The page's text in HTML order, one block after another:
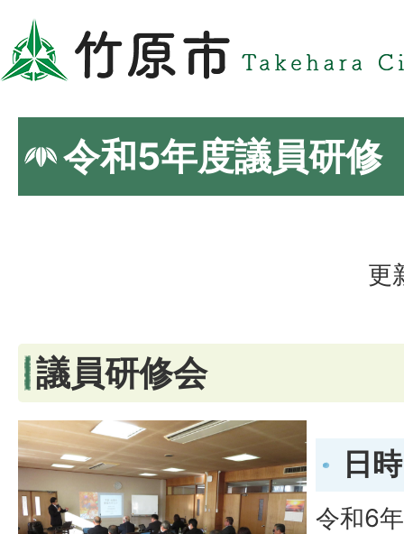
令和5年度議員研修
更
議員研修会
日時
令和6